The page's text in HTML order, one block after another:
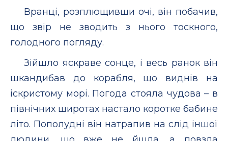
Вранці, розплющивши очі, він побачив,
що звір не зводить з нього тоскного,
голодного погляду.
Зійшло яскраве сонце, і весь ранок він
шкандибав до корабля, що виднів на
іскристому морі. Погода стояла чудова – в
північних широтах настало коротке бабине
літо. Пополудні він натрапив на слід іншої